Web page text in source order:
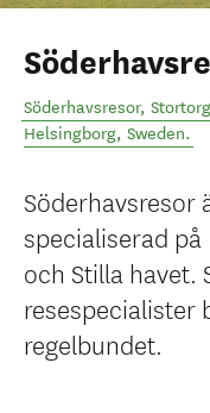
Söderhavsresor,
Helsingborg, Sweden.
Söderhavsresor
specialiserad på
och Stilla havet.
resespecialister
regelbundet.